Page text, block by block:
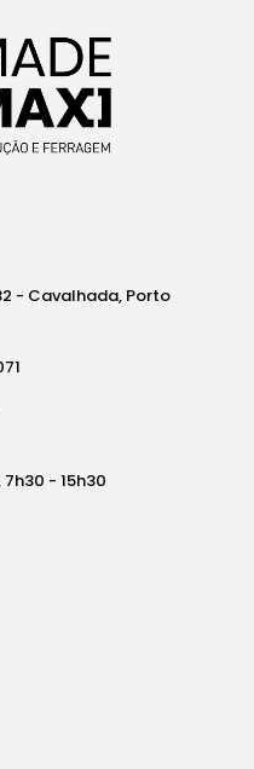
- Cavalhada, Porto
- 15h30